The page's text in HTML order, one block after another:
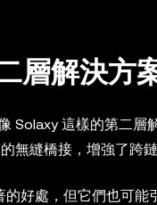
層解決方
Solaxy 這樣的第二層
無縫橋接，增強了跨
好處，但它們也可